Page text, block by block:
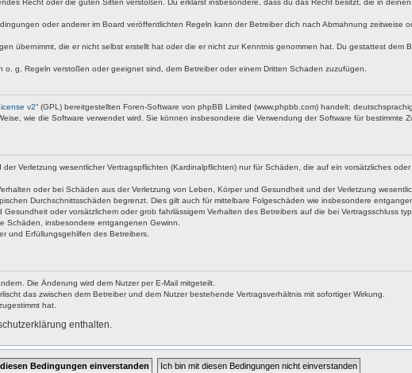
oder anderer im Board veröffentlichten Regeln kann der Betreiber dich nach Abmahnung zeitweise
übernimmt, die er nicht selbst erstellt hat oder die er nicht zur Kenntnis genommen hat. Du gestattest dem
g. Regeln verstoßen oder geeignet sind, dem Betreiber oder einem Dritten Schaden zuzufügen.
v2“ (GPL) bereitgestellten Foren-Software von phpBB Limited (www.phpbb.com) handelt;
wie die Software verwendet wird. Sie können insbesondere die Verwendung der Software für bestimmte
Verletzung wesentlicher Vertragspflichten (Kardinalpflichten) nur für Schäden, die auf ein vorsätzliches
oder bei Schäden aus der Verletzung von Leben, Körper und Gesundheit und der Verletzung
Durchschnittsschäden begrenzt. Dies gilt auch für mittelbare Folgeschäden wie insbesondere
oder vorsätzlichem oder grob fahrlässigem Verhalten des Betreibers auf die bei Vertragsschluss
Schäden, insbesondere entgangenen Gewinn.
und Erfüllungsgehilfen des Betreibers.
Die Änderung wird dem Nutzer per E-Mail mitgeteilt.
das zwischen dem Betreiber und dem Nutzer bestehende Vertragsverhältnis mit sofortiger Wirkung.
hat.
enthalten.